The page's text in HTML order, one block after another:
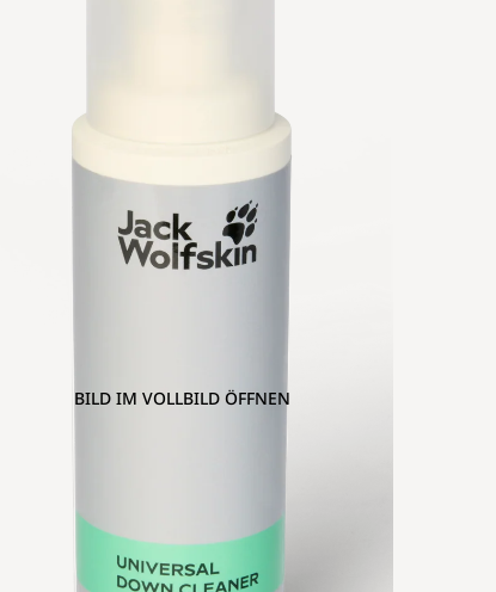
BILD IM VOLLBILD ÖFFNEN